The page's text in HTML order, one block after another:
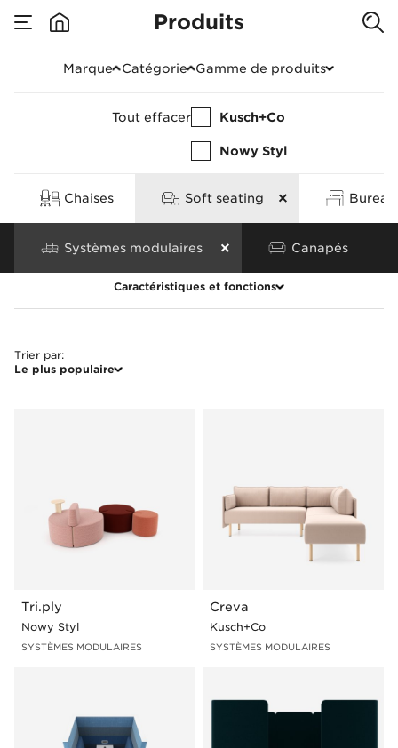
Produits
Systèmes
Marque Catégorie Gamme de produits
Tout effacer Kusch+Co
Nowy Styl
Chaises Soft seating
Systèmes modulaires Canapés
Caractéristiques et fonctions
Caractéristiques
Pour visualiser un produit avec des fonctionnalités
sélectionnées, cliquez sur la photo représentant une
Trier par:
Le plus populaire
Tri.ply
Nowy Styl
SYSTÈMES MODULAIRES
Creva
Kusch+Co
SYSTÈMES MODULAIRES